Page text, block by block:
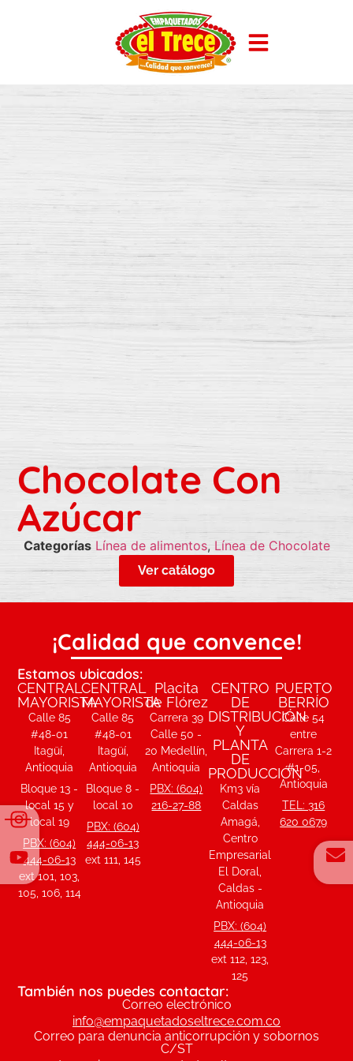
Chocolate Con
Azúcar
Categorías Línea de alimentos, Línea de Chocolate
Ver catálogo
¡Calidad que convence!
Estamos ubicados:
CENTRAL
MAYORISTA
Calle 85
#48-01
Itagüí,
Antioquia
Bloque 13 -
local 15 y
local 19
PBX: (604)
444-06-13
ext 101, 103,
105, 106, 114
CENTRAL
MAYORISTA
Calle 85
#48-01
Itagüí,
Antioquia
Bloque 8 -
local 10
PBX: (604)
444-06-13
ext 111, 145
Placita
de Flórez
Carrera 39
Calle 50 -
20 Medellín,
Antioquia
PBX: (604)
216-27-88
CENTRO
DE
DISTRIBUCIÓN
Y
PLANTA
DE
PRODUCCIÓN
Km3 vía
Caldas
Amagá,
Centro
Empresarial
El Doral,
Caldas -
Antioquia
PBX: (604)
444-06-13
ext 112, 123,
125
PUERTO
BERRÍO
Calle 54
entre
Carrera 1-2
#1-05,
Antioquia
TEL: 316
620 0679
También nos puedes contactar:
Correo electrónico
info@empaquetadoseltrece.com.co
Correo para denuncia anticorrupción y sobornos
C/ST